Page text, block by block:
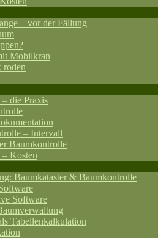
– vor der Fällung
Mobilkran
roden
die Praxis
– Intervall
Baumkontrolle
Kosten
Baumkataster & Baumkontrolle
Software
Tabellenkalkulation